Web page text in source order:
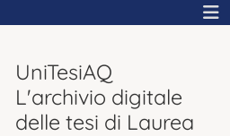
UniTesiAQ
L'archivio digitale
delle tesi di Laurea